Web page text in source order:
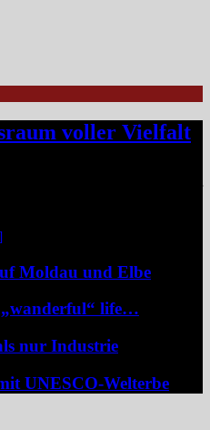
voller Vielfalt
Moldau und Elbe
„wanderful“ life…
nur Industrie
UNESCO-Welterbe